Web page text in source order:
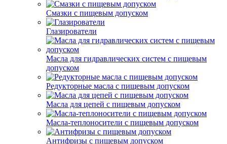
Смазки с пищевым допуском
Глазирователи
Масла для гидравлических систем с пищевым
допуском
Редукторные масла с пищевым допуском
Масла для цепей с пищевым допуском
Масла-теплоносители с пищевым допуском
Антифризы с пищевым допуском